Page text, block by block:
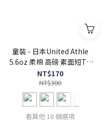
童裝 - 日本United Athle
5.6oz 柔棉 高磅 素面短T -
UA5001-02
NT$170
NT$300
看其他 18 個選項